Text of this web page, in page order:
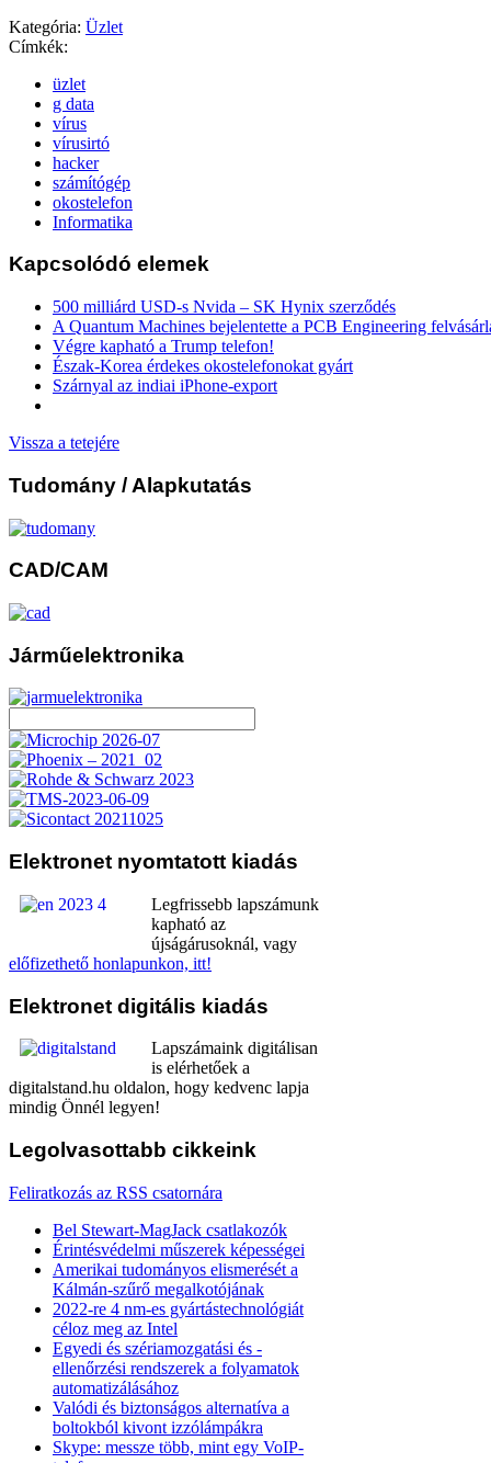
Kategória: Üzlet
Címkék:
üzlet
g data
vírus
vírusirtó
hacker
számítógép
okostelefon
Informatika
Kapcsolódó elemek
500 milliárd USD-s Nvida – SK Hynix szerződés
A Quantum Machines bejelentette a PCB Engineering
Végre kapható a Trump telefon!
Észak-Korea érdekes okostelefonokat gyárt
Szárnyal az indiai iPhone-export
Vissza a tetejére
Tudomány / Alapkutatás
CAD/CAM
Járműelektronika
Elektronet nyomtatott kiadás
Legfrissebb lapszámunk
kapható az
újságárusoknál, vagy
előfizethető honlapunkon, itt!
Elektronet digitális kiadás
Lapszámaink digitálisan
is elérhetőek a
digitalstand.hu oldalon, hogy kedvenc lapja
mindig Önnél legyen!
Legolvasottabb cikkeink
Feliratkozás az RSS csatornára
Bel Stewart-MagJack csatlakozók
Érintésvédelmi műszerek képességei
Amerikai tudományos elismerését a
Kálmán-szűrő megalkotójának
2022-re 4 nm-es gyártástechnológiát
céloz meg az Intel
Egyedi és szériamozgatási és -
ellenőrzési rendszerek a folyamatok
automatizálásához
Valódi és biztonságos alternatíva a
boltokból kivont izzólámpákra
Skype: messze több, mint egy VoIP-